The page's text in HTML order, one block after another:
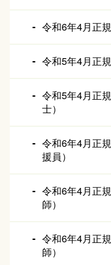
令和6年4月正
令和5年4月正
令和5年4月正
士）
令和6年4月正
援員）
令和6年4月正
師）
令和6年4月正
師）